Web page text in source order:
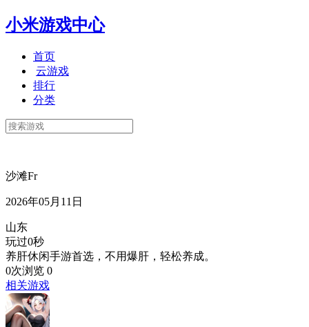
小米游戏中心
首页
云游戏
排行
分类
沙滩Fr
2026年05月11日
山东
玩过0秒
养肝休闲手游首选，不用爆肝，轻松养成。
0次浏览 0
相关游戏